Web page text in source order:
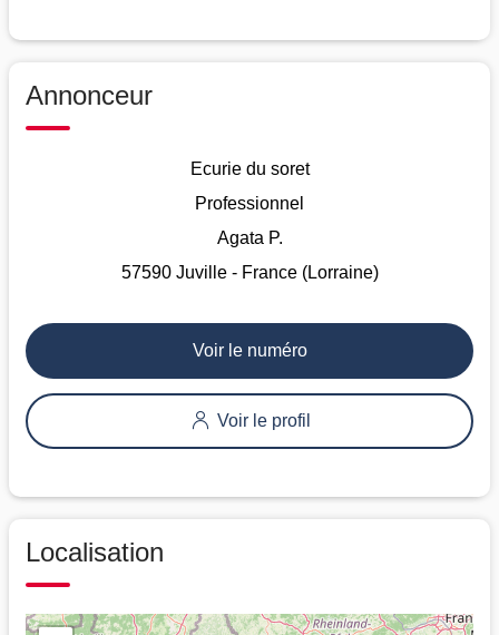
Annonceur
Ecurie du soret
Professionnel
Agata P.
57590 Juville - France (Lorraine)
Voir le numéro
Voir le profil
Localisation